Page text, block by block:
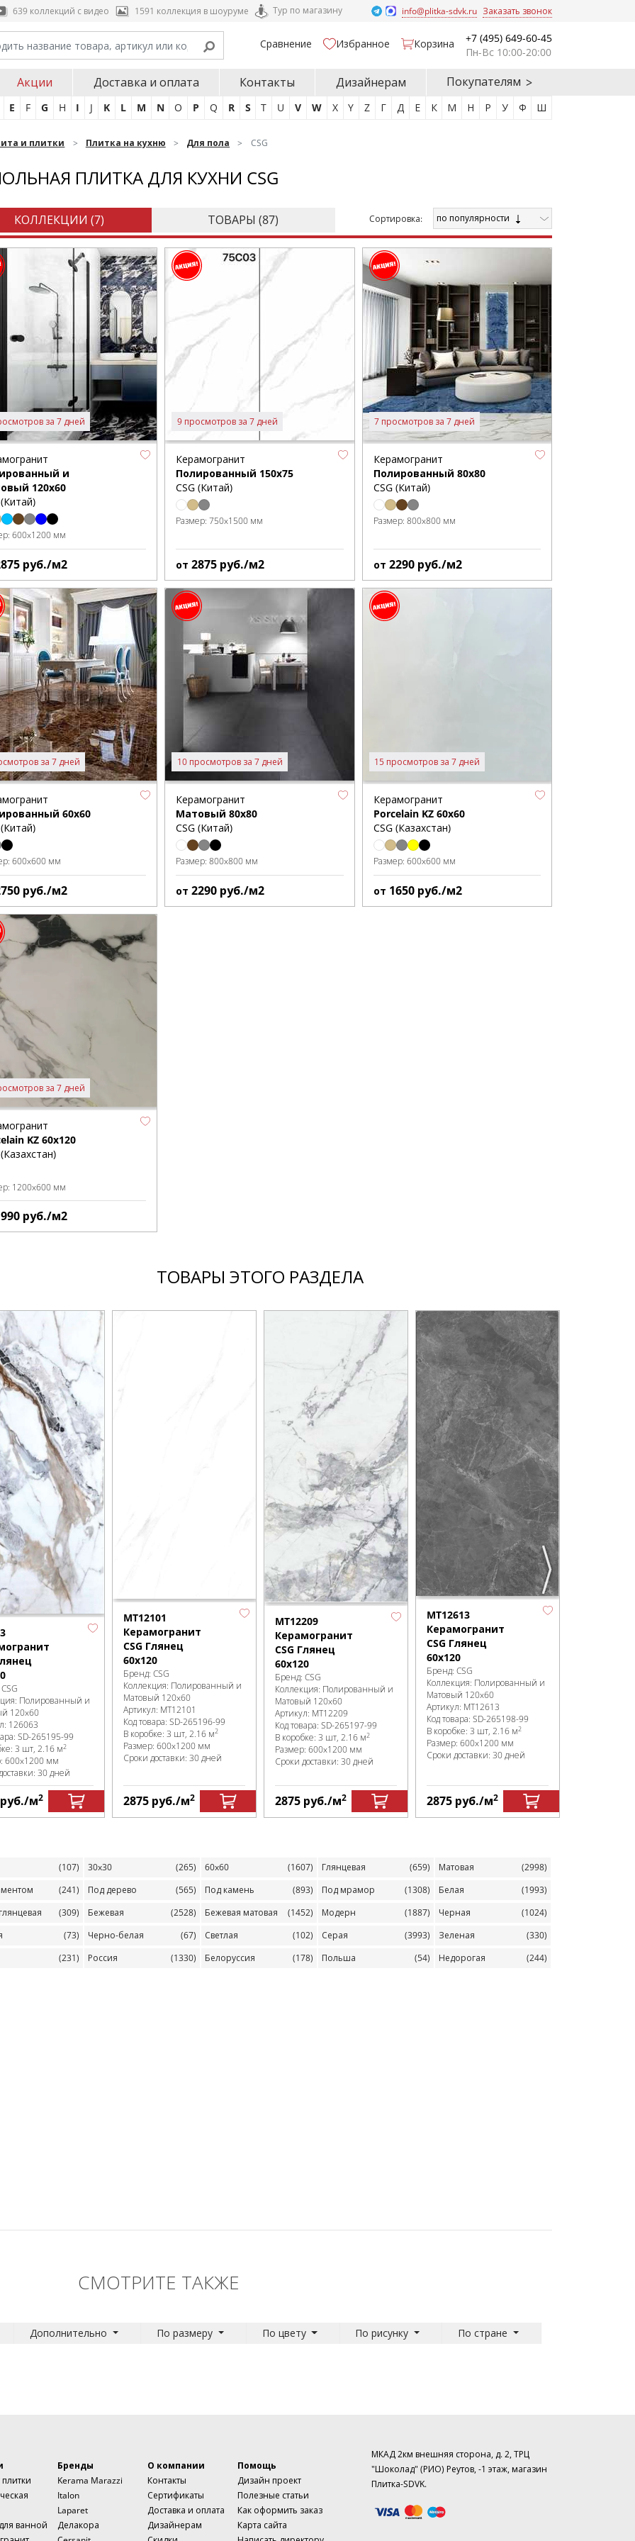
639 коллекций с видео 1591 коллекция в шоуруме Тур по магазину info@plitka-sdvk.ru Заказать звонок
Сравнение Избранное Корзина
+7 (495) 649-60-45
Пн-Вс 10:00-20:00
Акции Доставка и оплата Контакты Дизайнерам Покупателям
E F G H I J K L M N O P Q R S T U V W X Y Z Г Д Е К М Н Р У Ф Ш
и плитки Плитка на кухню Для пола CSG
ПЛИТКА ДЛЯ КУХНИ CSG
КОЛЛЕКЦИИ (7) ТОВАРЫ (87) Cортировка: по популярности
за 7 дней
и
120x60
600x1200 мм
руб./м2
9 просмотров за 7 дней
Керамогранит
Полированный 150x75
CSG (Китай)
Размер:750x1500 мм
от2875 руб./м2
7 просмотров за 7 дней
Керамогранит
Полированный 80x80
CSG (Китай)
Размер: 800x800 мм
от 2290 руб./м2
за 7 дней
60x60
600x600 мм
руб./м2
10 просмотров за 7 дней
Керамогранит
Матовый 80x80
CSG (Китай)
Размер:800x800 мм
от2290 руб./м2
15 просмотров за 7 дней
Керамогранит
Porcelain KZ 60x60
CSG (Казахстан)
Размер: 600x600 мм
от 1650 руб./м2
за 7 дней
KZ 60x120
1200x600 мм
руб./м2
ТОВАРЫ ЭТОГО РАЗДЕЛА
CSG
Полированный и
120x60
126063
SD-265195-99
: 3 шт, 2.16 м2
600x1200 мм
30 дней
руб./м2
MT12101
Керамогранит
CSG Глянец
60x120
Бренд: CSG
Коллекция: Полированный и
Матовый 120x60
Артикул: MT12101
Код товара: SD-265196-99
В коробке: 3 шт, 2.16 м2
Размер: 600x1200 мм
Сроки доставки: 30 дней
2875 руб./м2
MT12209
Керамогранит
CSG Глянец
60x120
Бренд: CSG
Коллекция: Полированный и
Матовый 120x60
Артикул: MT12209
Код товара: SD-265197-99
В коробке: 3 шт, 2.16 м2
Размер: 600x1200 мм
Сроки доставки: 30 дней
2875 руб./м2
MT12613
Керамогранит
CSG Глянец
60x120
Бренд: CSG
Коллекция: Полированный и
Матовый 120x60
Артикул: MT12613
Код товара: SD-265198-99
В коробке: 3 шт, 2.16 м2
Размер: 600x1200 мм
Сроки доставки: 30 дней
2875 руб./м2
(107) 30x30 (265) 60x60 (1607) Глянцевая (659) Матовая
(2998)
(241) Под дерево (565) Под камень (893) Под мрамор (1308) Белая
(1993)
(309) Бежевая (2528) Бежевая матовая (1452) Модерн (1887) Черная
(1024)
(73) Черно-белая (67) Светлая (102) Серая (3993) Зеленая
(330)
(231) Россия (1330) Белоруссия (178) Польша (54) Недорогая (244)
СМОТРИТЕ ТАКЖЕ
Дополнительно По размеру По цвету По рисунку По стране
плитки
ванной
Бренды
Kerama Marazzi
Italon
Laparet
Делакора
О компании
Контакты
Сертификаты
Доставка и оплата
Дизайнерам
Помощь
Дизайн проект
Полезные статьи
Как оформить заказ
Карта сайта
МКАД 2км внешняя сторона, д. 2, ТРЦ
"Шоколад" (РИО) Реутов, -1 этаж, магазин
Плитка-SDVK.